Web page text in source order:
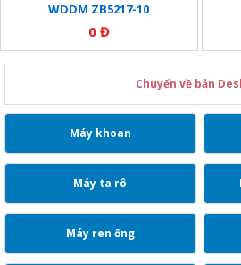
WDDM ZB5217-10
0 Đ
Chuyển về bản
Máy khoan
Máy ta rô
Máy ren ống